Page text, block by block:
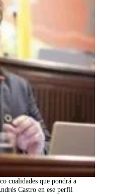
cualidades que pondrá a
Castro en ese perfil